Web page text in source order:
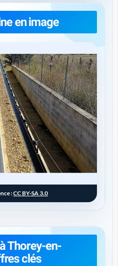
en image
:CC BY-SA 3.0
Thorey-en-
clés